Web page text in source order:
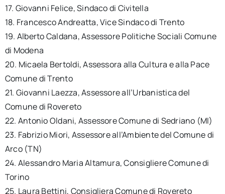
17. Giovanni Felice, Sindaco di Civitella
18. Francesco Andreatta, Vice Sindaco di Trento
19. Alberto Caldana, Assessore Politiche Sociali Comune
di Modena
20. Micaela Bertoldi, Assessora alla Cultura e alla Pace
Comune di Trento
21. Giovanni Laezza, Assessore all’Urbanistica del
Comune di Rovereto
22. Antonio Oldani, Assessore Comune di Sedriano (MI)
23. Fabrizio Miori, Assessore all’Ambiente del Comune di
Arco (TN)
24. Alessandro Maria Altamura, Consigliere Comune di
Torino
25. Laura Bettini, Consigliera Comune di Rovereto